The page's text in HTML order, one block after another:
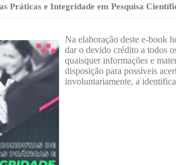
Práticas e Integridade em Pesquisa
Na elaboração deste e-book
dar o devido crédito a todos
quaisquer informações e
disposição para possíveis
involuntariamente, a